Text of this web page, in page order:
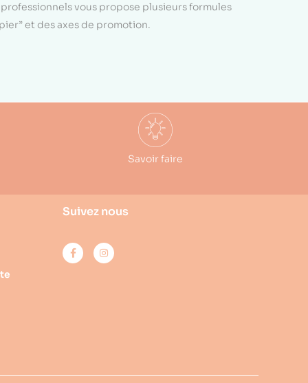
vous propose plusieurs formules
et des axes de promotion.
Savoir faire
Suivez nous